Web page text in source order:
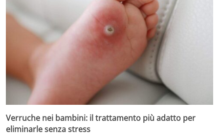
Verruche nei bambini: il trattamento più adatto per
eliminarle senza stress